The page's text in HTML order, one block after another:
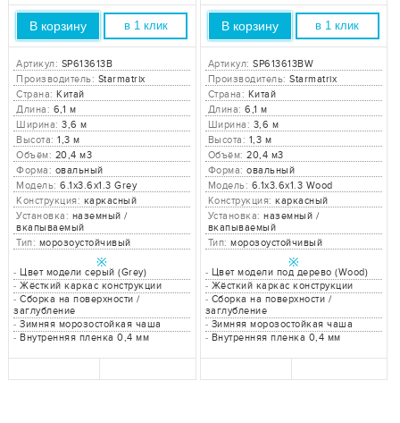
В корзину в 1 клик
Артикул: SP613613B
Производитель: Starmatrix
Страна:Китай
Длина: 6,1 м
Ширина:3,6 м
Высота:1,3 м
Объём: 20,4 м3
Форма: овальный
Модель:6.1x3.6x1.3 Grey
Конструкция: каркасный
Установка: наземный /
вкапываемый
Тип: морозоустойчивый
※
-Цвет модели серый (Grey)
-Жёсткий каркас конструкции
-Сборка на поверхности /
заглубление
-Зимняя морозостойкая чаша
-Внутренняя пленка 0,4 мм
В корзину в 1 клик
Артикул:SP613613BW
Производитель:Starmatrix
Страна: Китай
Длина:6,1 м
Ширина: 3,6 м
Высота: 1,3 м
Объём:20,4 м3
Форма:овальный
Модель: 6.1x3.6x1.3 Wood
Конструкция:каркасный
Установка:наземный /
вкапываемый
Тип:морозоустойчивый
※
- Цвет модели под дерево (Wood)
- Жёсткий каркас конструкции
- Сборка на поверхности /
заглубление
- Зимняя морозостойкая чаша
- Внутренняя пленка 0,4 мм